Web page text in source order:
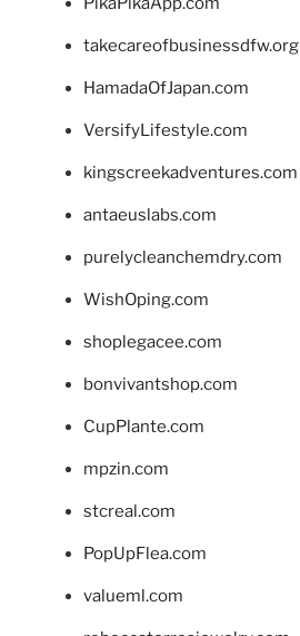
takecareofbusinessdfw.org
HamadaOfJapan.com
VersifyLifestyle.com
kingscreekadventures.com
antaeuslabs.com
purelycleanchemdry.com
WishOping.com
shoplegacee.com
bonvivantshop.com
CupPlante.com
mpzin.com
stcreal.com
PopUpFlea.com
valueml.com